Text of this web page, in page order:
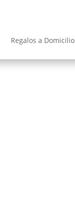
Regalos a Domicilio